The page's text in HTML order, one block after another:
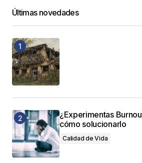
Últimas novedades
¿Experimentas
cómo solucionarlo
Calidad de Vida